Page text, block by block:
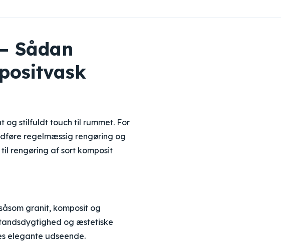
Sådan
og stilfuldt touch til rummet. For
regelmæssig rengøring og
rengøring af sort komposit
granit, komposit og
og æstetiske
elegante udseende.